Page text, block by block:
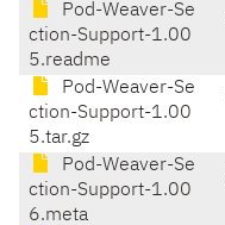
Pod-Weaver-Se
ction-Support-1.00
5.readme
Pod-Weaver-Se
ction-Support-1.00
5.tar.gz
Pod-Weaver-Se
ction-Support-1.00
6.meta